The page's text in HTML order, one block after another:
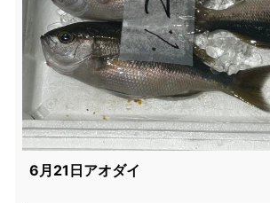
6月21日アオダイ